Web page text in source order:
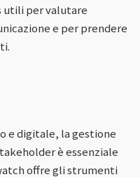
utili per valutare
e per prendere
e digitale, la gestione
è essenziale
offre gli strumenti